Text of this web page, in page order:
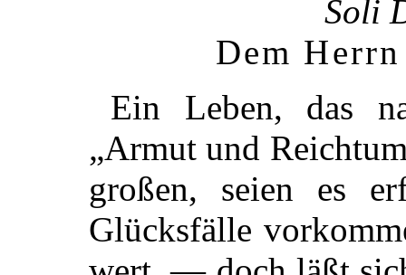
Soli
Dem
Ein Leben, das
„Armut und
großen, seien es
Glücksfälle